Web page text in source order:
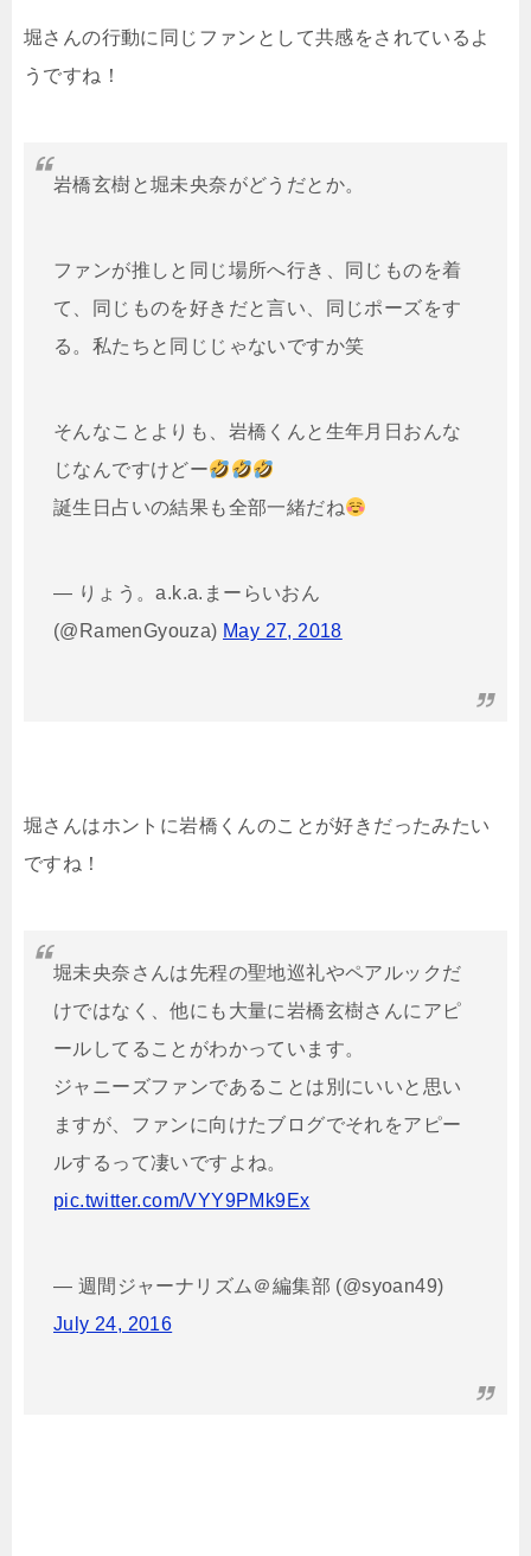
堀さんの行動に同じファンとして共感をされているよ
うですね！
岩橋玄樹と堀未央奈がどうだとか。
ファンが推しと同じ場所へ行き、同じものを着
て、同じものを好きだと言い、同じポーズをす
る。私たちと同じじゃないですか笑
そんなことよりも、岩橋くんと生年月日おんな
じなんですけどー
誕生日占いの結果も全部一緒だね
— りょう。a.k.a.まーらいおん
(@RamenGyouza) May 27, 2018
堀さんはホントに岩橋くんのことが好きだったみたい
ですね！
堀未央奈さんは先程の聖地巡礼やペアルックだ
けではなく、他にも大量に岩橋玄樹さんにアピ
ールしてることがわかっています。
ジャニーズファンであることは別にいいと思い
ますが、ファンに向けたブログでそれをアピー
ルするって凄いですよね。
pic.twitter.com/VYY9PMk9Ex
— 週間ジャーナリズム＠編集部 (@syoan49)
July 24, 2016